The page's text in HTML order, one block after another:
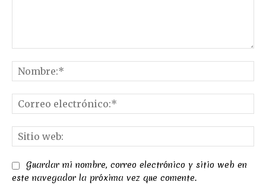
Guardar mi nombre, correo electrónico y sitio web en
este navegador la próxima vez que comente.